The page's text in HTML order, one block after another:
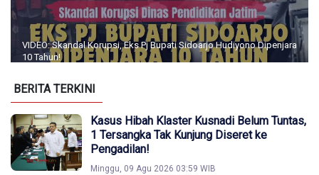
VIDEO: Skandal Korupsi, Eks Pj Bupati Sidoarjo Hudiyono Dipenjara
10 Tahun!
BERITA TERKINI
Kasus Hibah Klaster Kusnadi Belum Tuntas,
1 Tersangka Tak Kunjung Diseret ke
Pengadilan!
Minggu, 09 Agu 2026 03:59 WIB